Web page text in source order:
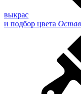
выкрас
и подбор цвета